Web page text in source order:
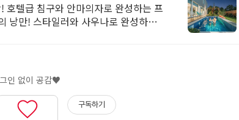
텔급 침구와 안마의자로 완성하는 프
낭만! 스타일러와 사우나로 완성하는
구독하기